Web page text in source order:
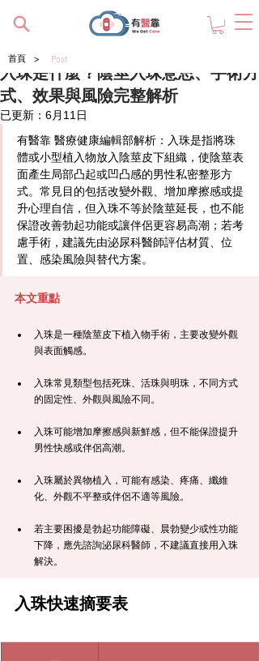
入珠是什麼？陰莖入珠意思、手術方
式、效果與風險完整解析
已更新： 6月11日
有醫靠 醫療健康編輯部解析：入珠是指將珠
體或小型植入物放入陰莖皮下組織，使陰莖表
面產生局部凸起或凹凸感的男性私密整形方
式。常見目的包括改變外觀、增加摩擦感或提
升心理自信，但入珠不等於陰莖延長，也不能
保證改善勃起功能或讓伴侶更容易高潮；若考
慮手術，建議先由泌尿科醫師評估材質、位
置、感染風險與替代方案。
本文重點
入珠是一種陰莖皮下植入物手術，主要改變外觀
與表面觸感。
入珠常見類型包括死珠、活珠與明珠，不同方式
的固定性、外觀與風險不同。
入珠可能增加摩擦感與新鮮感，但不能保證提升
男性快感或伴侶高潮。
入珠屬於異物植入，可能有感染、疼痛、纖維
化、外觀不平整或伴侶不適等風險。
若主要困擾是勃起功能障礙、晨勃變少或性功能
下降，應先諮詢泌尿科醫師，不建議直接用入珠
解決。
入珠快速摘要表
首頁 > Post